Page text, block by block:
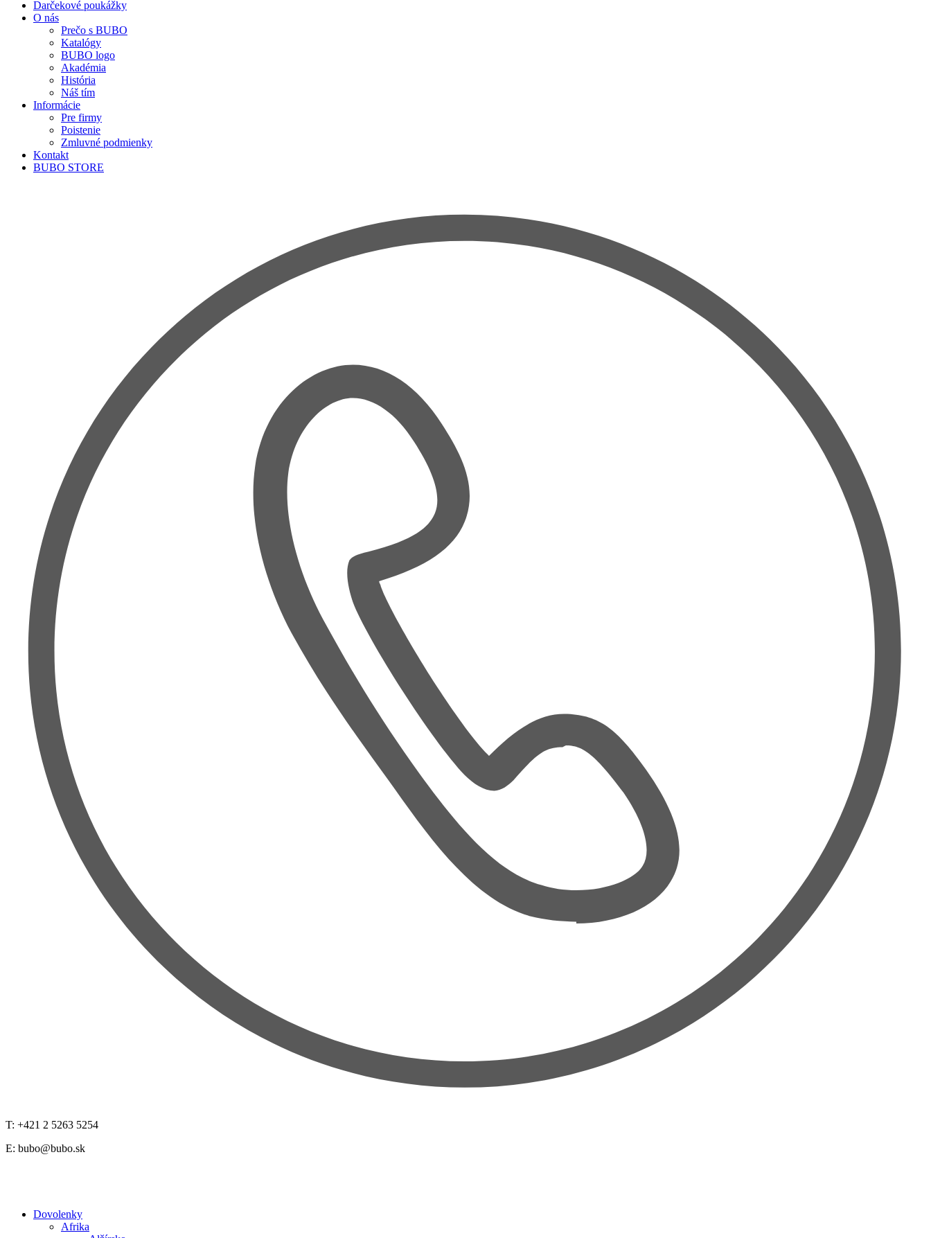
Darčekové poukážky
O nás
Prečo s BUBO
Katalógy
BUBO logo
Akadémia
História
Náš tím
Informácie
Pre firmy
Poistenie
Zmluvné podmienky
Kontakt
BUBO STORE
T: +421 2 5263 5254
E: bubo@bubo.sk
Dovolenky
Afrika